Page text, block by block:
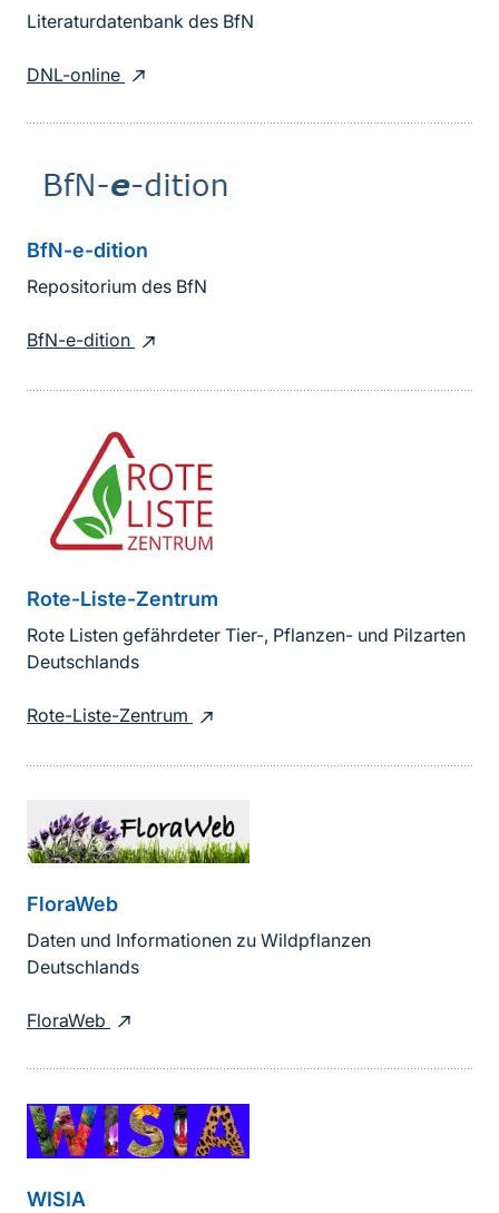
Literaturdatenbank des BfN
DNL-online
BfN-e-dition
Repositorium des BfN
BfN-e-dition
Rote-Liste-Zentrum
Rote Listen gefährdeter Tier-, Pflanzen- und Pilzarten
Deutschlands
Rote-Liste-Zentrum
FloraWeb
Daten und Informationen zu Wildpflanzen
Deutschlands
FloraWeb
WISIA